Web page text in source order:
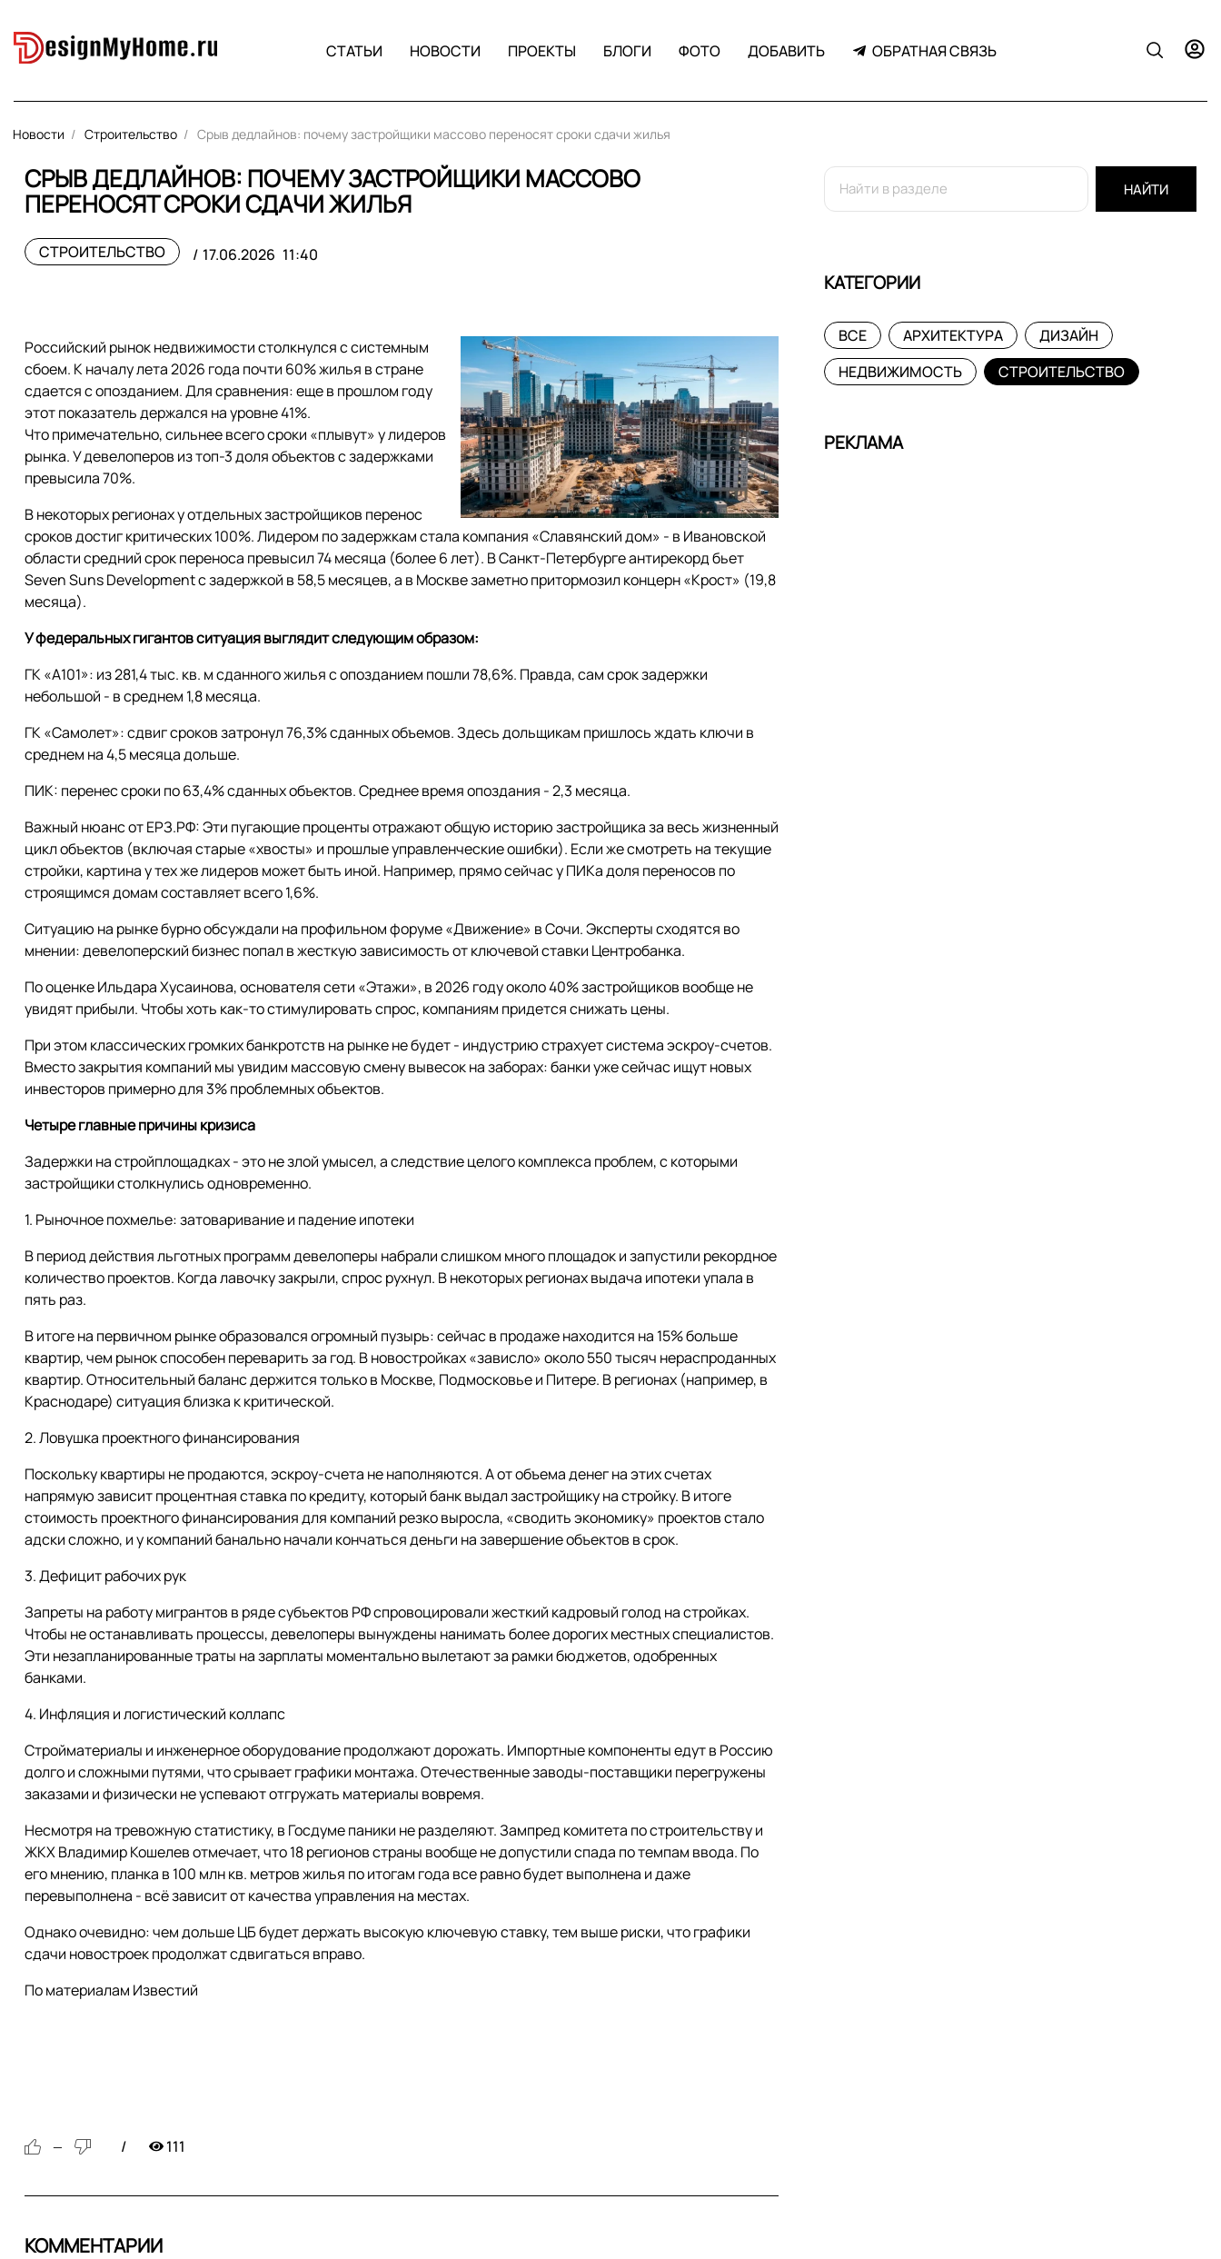
СТАТЬИ НОВОСТИ ПРОЕКТЫ БЛОГИ ФОТО ДОБАВИТЬ ОБРАТНАЯ СВЯЗЬ
Новости Строительство Срыв дедлайнов: почему застройщики массово переносят сроки сдачи жилья
СРЫВ ДЕДЛАЙНОВ: ПОЧЕМУ ЗАСТРОЙЩИКИ МАССОВО
ПЕРЕНОСЯТ СРОКИ СДАЧИ ЖИЛЬЯ
СТРОИТЕЛЬСТВО 17.06.2026 11:40
Российский рынок недвижимости столкнулся с системным
сбоем. К началу лета 2026 года почти 60% жилья в стране
сдается с опозданием. Для сравнения: еще в прошлом году
этот показатель держался на уровне 41%.
Что примечательно, сильнее всего сроки «плывут» у лидеров
рынка. У девелоперов из топ-3 доля объектов с задержками
превысила 70%.
В некоторых регионах у отдельных застройщиков перенос
сроков достиг критических 100%. Лидером по задержкам стала компания «Славянский дом» - в Ивановской
области средний срок переноса превысил 74 месяца (более 6 лет). В Санкт-Петербурге антирекорд бьет
Seven Suns Development с задержкой в 58,5 месяцев, а в Москве заметно притормозил концерн «Крост» (19,8
месяца).
У федеральных гигантов ситуация выглядит следующим образом:
ГК «А101»: из 281,4 тыс. кв. м сданного жилья с опозданием пошли 78,6%. Правда, сам срок задержки
небольшой - в среднем 1,8 месяца.
ГК «Самолет»: сдвиг сроков затронул 76,3% сданных объемов. Здесь дольщикам пришлось ждать ключи в
среднем на 4,5 месяца дольше.
ПИК: перенес сроки по 63,4% сданных объектов. Среднее время опоздания - 2,3 месяца.
Важный нюанс от ЕРЗ.РФ: Эти пугающие проценты отражают общую историю застройщика за весь жизненный
цикл объектов (включая старые «хвосты» и прошлые управленческие ошибки). Если же смотреть на текущие
стройки, картина у тех же лидеров может быть иной. Например, прямо сейчас у ПИКа доля переносов по
строящимся домам составляет всего 1,6%.
Ситуацию на рынке бурно обсуждали на профильном форуме «Движение» в Сочи. Эксперты сходятся во
мнении: девелоперский бизнес попал в жесткую зависимость от ключевой ставки Центробанка.
По оценке Ильдара Хусаинова, основателя сети «Этажи», в 2026 году около 40% застройщиков вообще не
увидят прибыли. Чтобы хоть как-то стимулировать спрос, компаниям придется снижать цены.
При этом классических громких банкротств на рынке не будет - индустрию страхует система эскроу-счетов.
Вместо закрытия компаний мы увидим массовую смену вывесок на заборах: банки уже сейчас ищут новых
инвесторов примерно для 3% проблемных объектов.
Четыре главные причины кризиса
Задержки на стройплощадках - это не злой умысел, а следствие целого комплекса проблем, с которыми
застройщики столкнулись одновременно.
1. Рыночное похмелье: затоваривание и падение ипотеки
В период действия льготных программ девелоперы набрали слишком много площадок и запустили рекордное
количество проектов. Когда лавочку закрыли, спрос рухнул. В некоторых регионах выдача ипотеки упала в
пять раз.
В итоге на первичном рынке образовался огромный пузырь: сейчас в продаже находится на 15% больше
квартир, чем рынок способен переварить за год. В новостройках «зависло» около 550 тысяч нераспроданных
квартир. Относительный баланс держится только в Москве, Подмосковье и Питере. В регионах (например, в
Краснодаре) ситуация близка к критической.
2. Ловушка проектного финансирования
Поскольку квартиры не продаются, эскроу-счета не наполняются. А от объема денег на этих счетах
напрямую зависит процентная ставка по кредиту, который банк выдал застройщику на стройку. В итоге
стоимость проектного финансирования для компаний резко выросла, «сводить экономику» проектов стало
адски сложно, и у компаний банально начали кончаться деньги на завершение объектов в срок.
3. Дефицит рабочих рук
Запреты на работу мигрантов в ряде субъектов РФ спровоцировали жесткий кадровый голод на стройках.
Чтобы не останавливать процессы, девелоперы вынуждены нанимать более дорогих местных специалистов.
Эти незапланированные траты на зарплаты моментально вылетают за рамки бюджетов, одобренных
банками.
4. Инфляция и логистический коллапс
Стройматериалы и инженерное оборудование продолжают дорожать. Импортные компоненты едут в Россию
долго и сложными путями, что срывает графики монтажа. Отечественные заводы-поставщики перегружены
заказами и физически не успевают отгружать материалы вовремя.
Несмотря на тревожную статистику, в Госдуме паники не разделяют. Зампред комитета по строительству и
ЖКХ Владимир Кошелев отмечает, что 18 регионов страны вообще не допустили спада по темпам ввода. По
его мнению, планка в 100 млн кв. метров жилья по итогам года все равно будет выполнена и даже
перевыполнена - всё зависит от качества управления на местах.
Однако очевидно: чем дольше ЦБ будет держать высокую ключевую ставку, тем выше риски, что графики
сдачи новостроек продолжат сдвигаться вправо.
По материалам Известий
— 111
КОММЕНТАРИИ
НАЙТИ
КАТЕГОРИИ
ВСЕ АРХИТЕКТУРА
ДИЗАЙН
НЕДВИЖИМОСТЬ
СТРОИТЕЛЬСТВО
РЕКЛАМА